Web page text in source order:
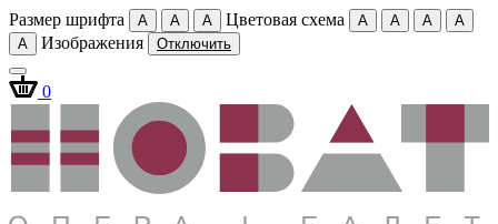
Размер шрифта A A A Цветовая схема A A A
A
A
Изображения Отключить
0